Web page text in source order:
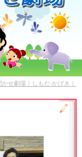
せ劇場｜しもだ-かげき｜